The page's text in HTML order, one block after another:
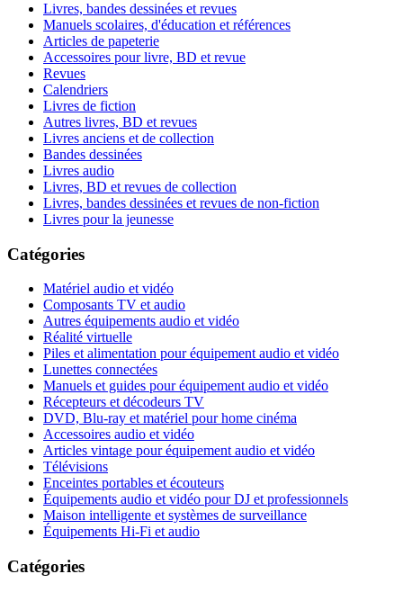
Livres, bandes dessinées et revues
Manuels scolaires, d'éducation et références
Articles de papeterie
Accessoires pour livre, BD et revue
Revues
Calendriers
Livres de fiction
Autres livres, BD et revues
Livres anciens et de collection
Bandes dessinées
Livres audio
Livres, BD et revues de collection
Livres, bandes dessinées et revues de non-fiction
Livres pour la jeunesse
Catégories
Matériel audio et vidéo
Composants TV et audio
Autres équipements audio et vidéo
Réalité virtuelle
Piles et alimentation pour équipement audio et vidéo
Lunettes connectées
Manuels et guides pour équipement audio et vidéo
Récepteurs et décodeurs TV
DVD, Blu-ray et matériel pour home cinéma
Accessoires audio et vidéo
Articles vintage pour équipement audio et vidéo
Télévisions
Enceintes portables et écouteurs
Équipements audio et vidéo pour DJ et professionnels
Maison intelligente et systèmes de surveillance
Équipements Hi-Fi et audio
Catégories